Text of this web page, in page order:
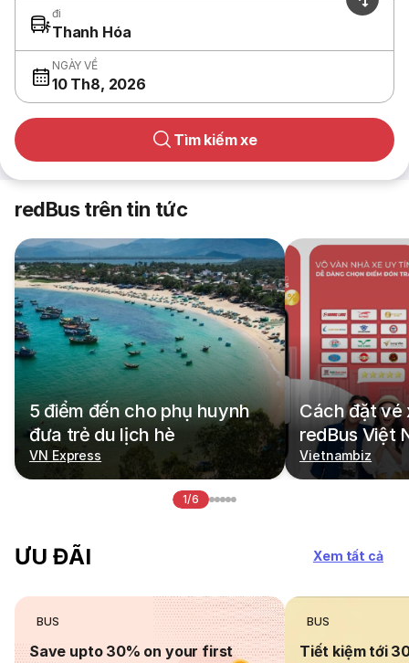
đi
Thanh Hóa
NGÀY VỀ
10 Th8, 2026
Tìm kiếm xe
redBus trên tin tức
5 điểm đến cho phụ huynh
đưa trẻ du lịch hè
VN Express
Cách đặt vé
redBus Việt
Vietnambiz
1/6
ƯU ĐÃI Xem tất cả
BUS
Save upto 30% on your first
BUS
Tiết kiệm tới